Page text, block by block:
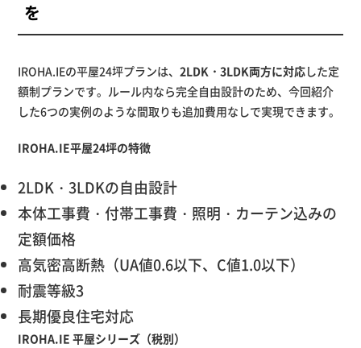
を
IROHA.IEの平屋24坪プランは、2LDK・3LDK両方に対応した定
額制プランです。ルール内なら完全自由設計のため、今回紹介
した6つの実例のような間取りも追加費用なしで実現できます。
IROHA.IE平屋24坪の特徴
2LDK・3LDKの自由設計
本体工事費・付帯工事費・照明・カーテン込みの
定額価格
高気密高断熱（UA値0.6以下、C値1.0以下）
耐震等級3
長期優良住宅対応
IROHA.IE 平屋シリーズ（税別）